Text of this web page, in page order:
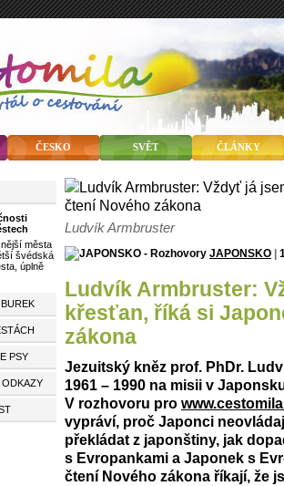
ČESKO SVĚT ČLÁNKY
Ludvík Armbruster
JAPONSKO |
Ludvík Armbruster: Vždyť já jsem také
křesťan, říká si
zákona
Jezuitský kněz prof. PhDr.
1961 – 1990 na misii v
V rozhovoru pro
vypráví, proč Japonci
překládat z japonštiny, jak
s Evropankami a Japonek s
čtení Nového zákona říkají, že
města
švédská
úplně
PSY
ODKAZY